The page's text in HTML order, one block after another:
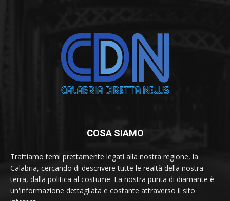
COSA SIAMO
Trattiamo temi prettamente legati alla nostra regione, la
Calabria, cercando di descrivere tutte le realtà della nostra
terra, dalla politica al costume. La nostra punta di diamante è
un'informazione dettagliata e costante attraverso il sito